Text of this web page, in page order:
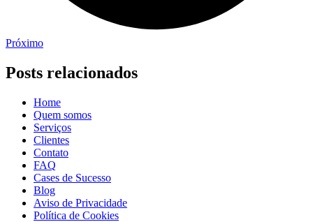
Próximo
Posts relacionados
Home
Quem somos
Serviços
Clientes
Contato
FAQ
Cases de Sucesso
Blog
Aviso de Privacidade
Política de Cookies